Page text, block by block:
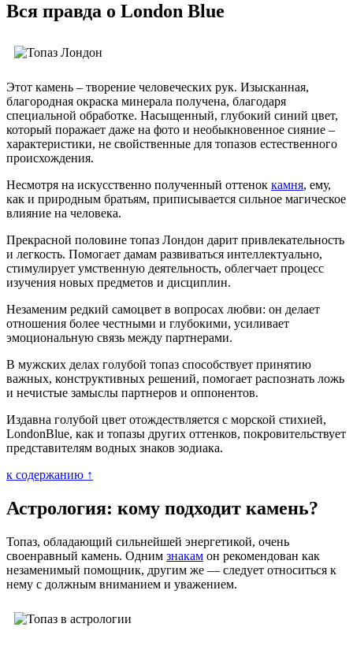
Вся правда о London Blue
Этот камень – творение человеческих рук. Изысканная,
благородная окраска минерала получена, благодаря
специальной обработке. Насыщенный, глубокий синий цвет,
который поражает даже на фото и необыкновенное сияние –
характеристики, не свойственные для топазов естественного
происхождения.
Несмотря на искусственно полученный оттенок камня, ему,
как и природным братьям, приписывается сильное магическое
влияние на человека.
Прекрасной половине топаз Лондон дарит привлекательность
и легкость. Помогает дамам развиваться интеллектуально,
стимулирует умственную деятельность, облегчает процесс
изучения новых предметов и дисциплин.
Незаменим редкий самоцвет в вопросах любви: он делает
отношения более честными и глубокими, усиливает
эмоциональную связь между партнерами.
В мужских делах голубой топаз способствует принятию
важных, конструктивных решений, помогает распознать ложь
и нечистые замыслы партнеров и оппонентов.
Издавна голубой цвет отождествляется с морской стихией,
LondonBlue, как и топазы других оттенков, покровительствует
представителям водных знаков зодиака.
к содержанию ↑
Астрология: кому подходит камень?
Топаз, обладающий сильнейшей энергетикой, очень
своенравный камень. Одним знакам он рекомендован как
незаменимый помощник, другим же — следует относиться к
нему с должным вниманием и уважением.